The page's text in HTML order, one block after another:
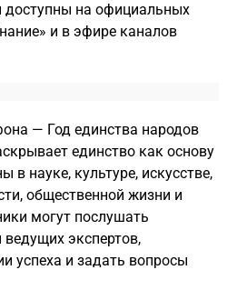
доступны на официальных
и в эфире каналов
— Год единства народов
единство как основу
в науке, культуре, искусстве,
общественной жизни и
могут послушать
экспертов,
успеха и задать вопросы